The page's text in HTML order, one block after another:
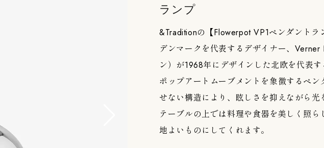
ランプ
&Traditionの【Flowerpot VP1ペンダントラ
デンマークを代表するデザイナー、Verner
ン）が1968年にデザインした北欧を代表す
ポップアートムーブメントを象徴するペ
せない構造により、眩しさを抑えながら
テーブルの上では料理や食器を美しく照
地よいものにしてくれます。